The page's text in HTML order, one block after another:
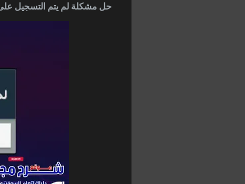
حل مشكلة لم يتم التسجيل